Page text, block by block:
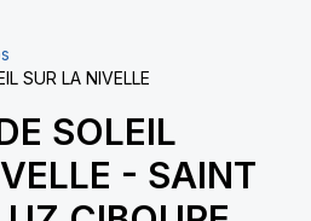
SUR LA NIVELLE
SOLEIL
- SAINT